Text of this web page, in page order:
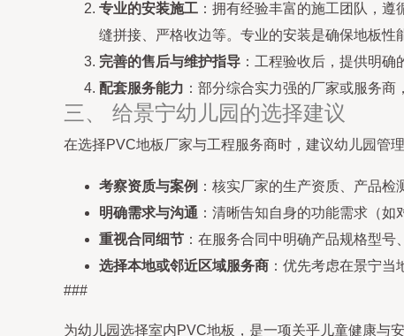
专业的安装施工 ：拥有经验丰富的施工团队，
缝拼接、严格收边等。专业的安装是确保地板性
完善的售后与维护指导 ：工程验收后，提供明
配套服务能力 ：部分综合实力强的厂家或服务
三、 给景宁幼儿园的选择建议
在选择PVC地板厂家与工程服务商时，建议幼儿园管
考察资质与案例 ：核实厂家的生产资质、产品
明确需求与沟通 ：清晰告知自身的功能需求（
重视合同细节 ：在服务合同中明确产品规格型
选择本地或邻近区域服务商 ：优先考虑在景宁
###
为幼儿园选择室内PVC地板，是一项关乎儿童健康与